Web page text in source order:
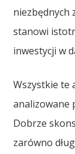
niezbędnych
stanowi
inwestycji w
Wszystkie te
analizowane
Dobrze
zarówno